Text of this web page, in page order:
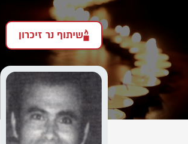
שיתוף נר זיכרון